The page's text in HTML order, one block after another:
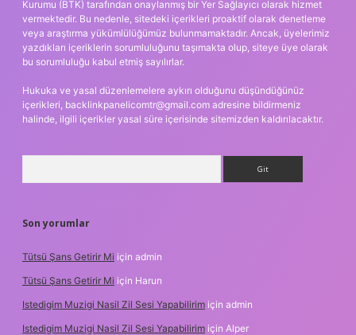
Kurumu (BTK) tarafından onaylanmış bir Yer Sağlayıcı olarak hizmet
vermektedir. Bu nedenle, sitedeki içerikleri proaktif olarak denetleme
veya araştırma yükümlülüğümüz bulunmamaktadır. Ancak, üyelerimiz
yazdıkları içeriklerin sorumluluğunu taşımakta olup, siteye üye olarak
bu sorumluluğu kabul etmiş sayılırlar.
Hukuka ve yasal düzenlemelere aykırı olduğunu düşündüğünüz
içerikleri, backlinkpanelicomtr@gmail.com adresine bildirmeniz
halinde, ilgili içerikler yasal süre içerisinde sitemizden kaldırılacaktır.
Son yorumlar
Tütsü Şans Getirir Mi için admin
Tütsü Şans Getirir Mi için Harun
Istedigim Muzigi Nasil Zil Sesi Yapabilirim için admin
Istedigim Muzigi Nasil Zil Sesi Yapabilirim için Alper